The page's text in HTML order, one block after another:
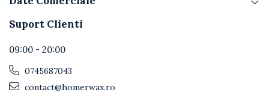
Suport Clienti
09:00 - 20:00
0745687043
contact@homerwax.ro